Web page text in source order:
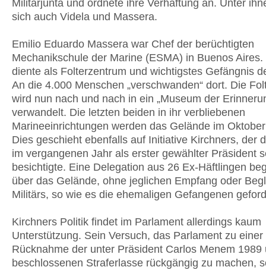
Militärjunta und ordnete ihre Verhaftung an. Unter
sich auch Videla und Massera.
Emilio Eduardo Massera war Chef der berüchtigten
Mechanikschule der Marine (ESMA) in Buenos Aires.
diente als Folterzentrum und wichtigstes Gefängnis
An die 4.000 Menschen „verschwanden“ dort. Die
wird nun nach und nach in ein „Museum der
verwandelt. Die letzten beiden in ihr verbliebenen
Marineeinrichtungen werden das Gelände im
Dies geschieht ebenfalls auf Initiative Kirchners, der
im vergangenen Jahr als erster gewählter Präsident
besichtigte. Eine Delegation aus 26 Ex-Häftlingen
über das Gelände, ohne jeglichen Empfang oder
Militärs, so wie es die ehemaligen Gefangenen
Kirchners Politik findet im Parlament allerdings kaum
Unterstützung. Sein Versuch, das Parlament zu einer
Rücknahme der unter Präsident Carlos Menem 1989
beschlossenen Straferlasse rückgängig zu machen,